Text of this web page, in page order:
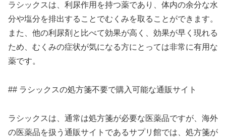
ラシックスは、利尿作用を持つ薬であり、体内の余分な水
分や塩分を排出することでむくみを取ることができます。
また、他の利尿剤と比べて効果が高く、効果が早く現れる
ため、むくみの症状が気になる方にとっては非常に有用な
薬です。
## ラシックスの処方箋不要で購入可能な通販サイト
ラシックスは、通常は処方箋が必要な医薬品ですが、海外
の医薬品を扱う通販サイトであるサプリ館では、処方箋が